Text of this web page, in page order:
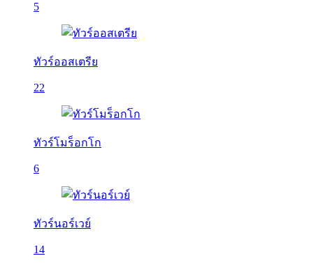
5
ทัวร์ออสเตรีย
22
ทัวร์โมร็อกโก
6
ทัวร์นอร์เวย์
14